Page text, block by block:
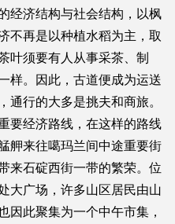
经济结构与社会结构，以枫
不再是以种植水稻为主，取
叶须要有人从事采茶、制
样。因此，古道便成为运送
通行的大多是挑夫和商旅。
要经济路线，在这样的路线
舺来往噶玛兰间中途重要街
来石碇西街一带的繁荣。位
大广场，许多山区居民由山
因此聚集为一个中午市集，